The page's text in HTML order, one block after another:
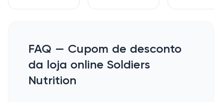
FAQ — Cupom de desconto
da loja online Soldiers
Nutrition